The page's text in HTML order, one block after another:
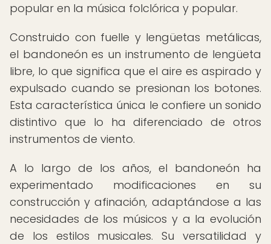
popular en la música folclórica y popular.
Construido con fuelle y lengüetas metálicas,
el bandoneón es un instrumento de lengüeta
libre, lo que significa que el aire es aspirado y
expulsado cuando se presionan los botones.
Esta característica única le confiere un sonido
distintivo que lo ha diferenciado de otros
instrumentos de viento.
A lo largo de los años, el bandoneón ha
experimentado modificaciones en su
construcción y afinación, adaptándose a las
necesidades de los músicos y a la evolución
de los estilos musicales. Su versatilidad y